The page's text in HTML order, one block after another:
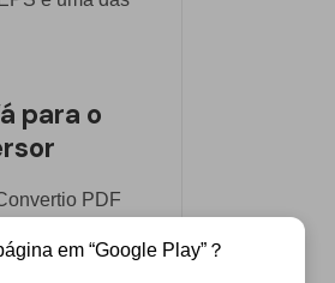
para o
PDF
em “Google Play”？